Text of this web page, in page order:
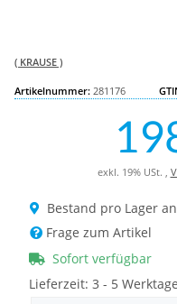
( KRAUSE )
Artikelnummer: 281176
exkl. 19% USt. ,
Bestand pro Lager
Frage zum Artikel
Sofort verfügbar
Lieferzeit: 3 - 5 Werktage